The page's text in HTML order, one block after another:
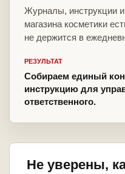
Журналы, инструкции
магазина косметики
не держится в
РЕЗУЛЬТАТ
Собираем единый
инструкцию для
ответственного.
Не уверены,